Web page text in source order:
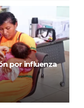
por influenza